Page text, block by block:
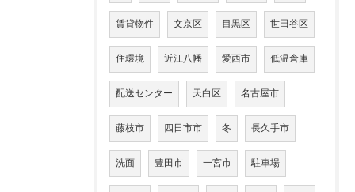
賃貸物件 文京区 目黒区 世田谷区
住環境 近江八幡 愛西市 低温倉庫
配送センター 天白区 名古屋市
藤枝市 四日市市 冬 長久手市
洗面 豊田市 一宮市 駐車場